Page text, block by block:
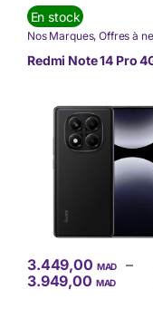
En stock
Nos Marques,Offres à
Téléphone
Tablette ,XIAOMI
Redmi Note 14 Pro
3.449,00 MAD
–
3.949,00 MAD
Ce produit a